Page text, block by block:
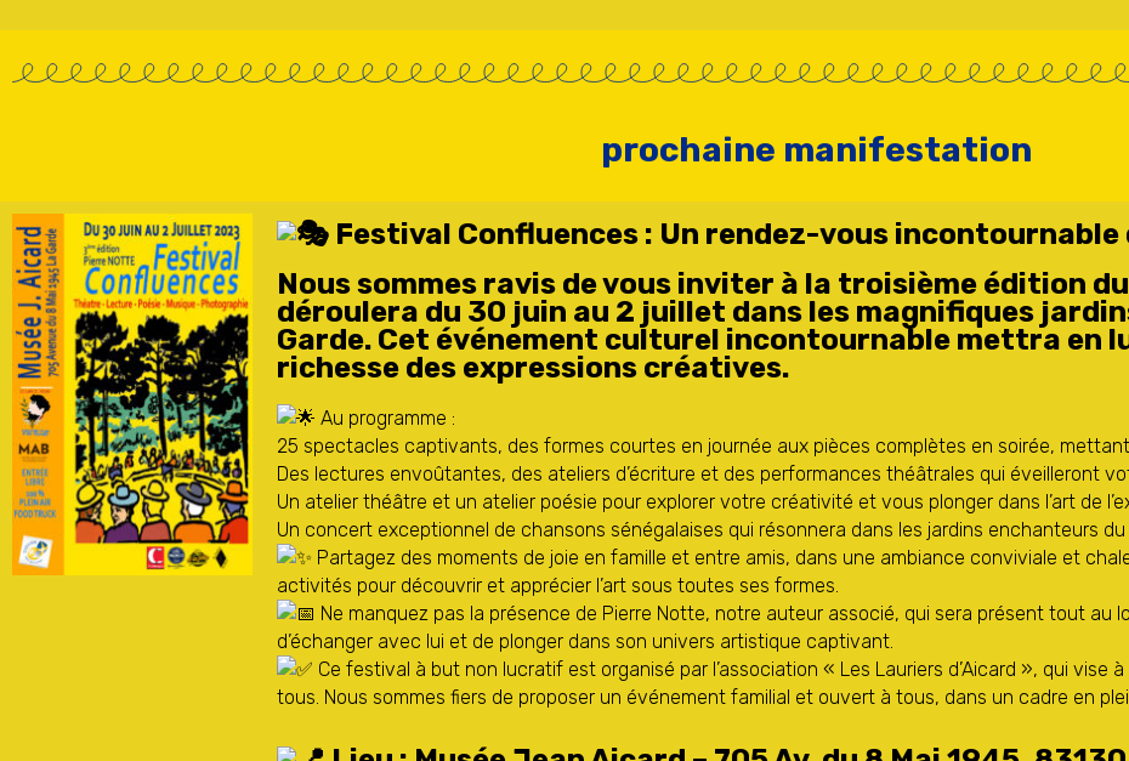
prochaine manifestation
Festival Confluences : Un rendez-vous
Nous sommes ravis de vous inviter à la troisième édition
déroulera du 30 juin au 2 juillet dans les magnifiques
Garde. Cet événement culturel incontournable mettra en
richesse des expressions créatives.
Au programme :
25 spectacles captivants, des formes courtes en journée aux pièces complètes en soirée,
Des lectures envoûtantes, des ateliers d’écriture et des performances théâtrales qui éveilleront
Un atelier théâtre et un atelier poésie pour explorer votre créativité et vous plonger dans l’art de
Un concert exceptionnel de chansons sénégalaises qui résonnera dans les jardins enchanteurs du
Partagez des moments de joie en famille et entre amis, dans une ambiance conviviale et
activités pour découvrir et apprécier l’art sous toutes ses formes.
Ne manquez pas la présence de Pierre Notte, notre auteur associé, qui sera présent tout au
d’échanger avec lui et de plonger dans son univers artistique captivant.
Ce festival à but non lucratif est organisé par l’association « Les Lauriers d’Aicard », qui
tous. Nous sommes fiers de proposer un événement familial et ouvert à tous, dans un cadre en